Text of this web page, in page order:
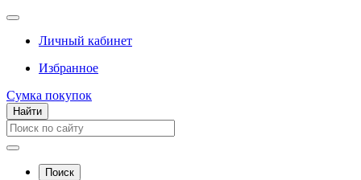
Личный кабинет
Избранное
Сумка покупок
Найти
Поиск